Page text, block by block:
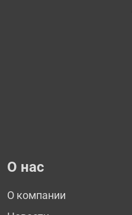
О нас
О компании